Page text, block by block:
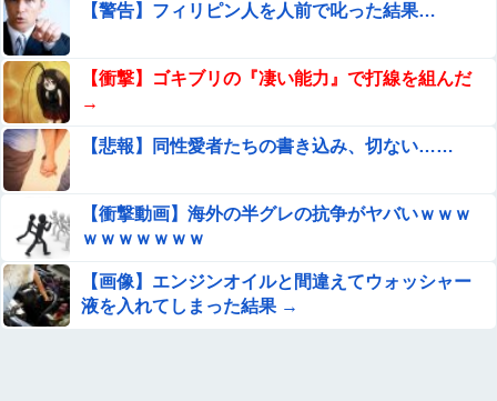
【警告】フィリピン人を人前で叱った結果…
【衝撃】ゴキブリの『凄い能力』で打線を組んだ
→
【悲報】同性愛者たちの書き込み、切ない……
【衝撃動画】海外の半グレの抗争がヤバいｗｗｗ
ｗｗｗｗｗｗｗ
【画像】エンジンオイルと間違えてウォッシャー
液を入れてしまった結果 →